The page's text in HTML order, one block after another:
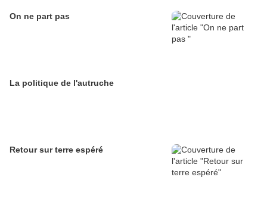
On ne part pas
La politique de l'autruche
Retour sur terre espéré